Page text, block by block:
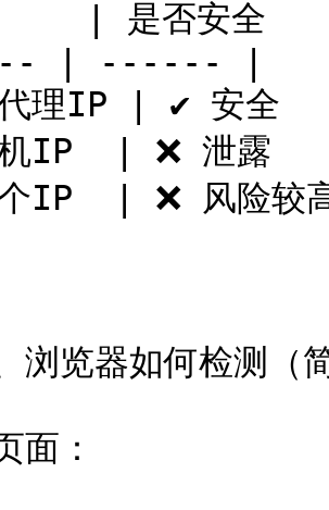
| 是否安全
| ------ |
代理IP | ✔ 安全
机IP  | ❌ 泄露
个IP  | ❌ 风险较
浏览器如何检测（
面：